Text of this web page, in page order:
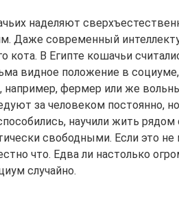
наделяют
Даже современный
кота. В Египте кошачьи
видное положение в
например, фермер или же
за человеком постоянно,
научили жить
свободными. Если это
что. Едва ли настолько
случайно.